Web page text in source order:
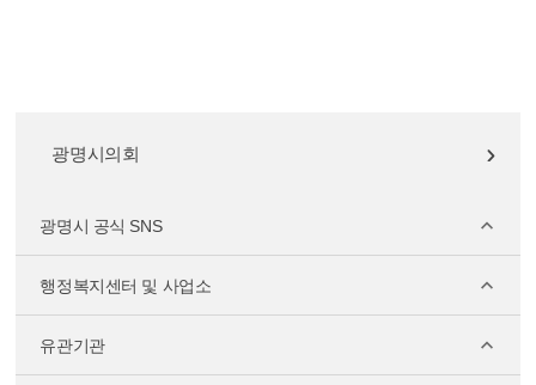
광명시의회
광명시 공식 SNS
행정복지센터 및 사업소
유관기관